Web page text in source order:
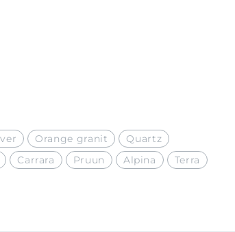
Orange granit
Quartz
Carrara Pruun Alpina
Terra